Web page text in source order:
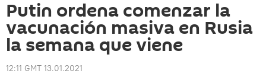
Putin ordena comenzar la
vacunación masiva en Rusia
la semana que viene
12:11 GMT 13.01.2021